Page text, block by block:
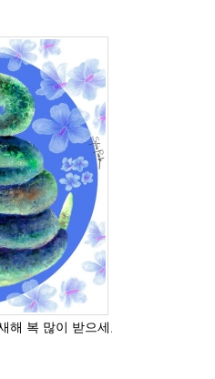
해 복 많이 받으세요 ^^